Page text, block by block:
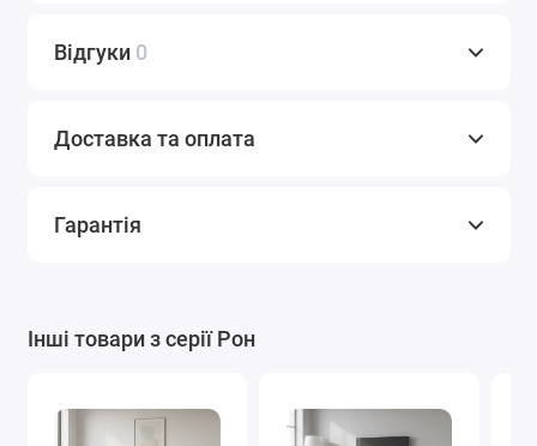
Відгуки 0
Доставка та оплата
Гарантія
Інші товари з серії Рон